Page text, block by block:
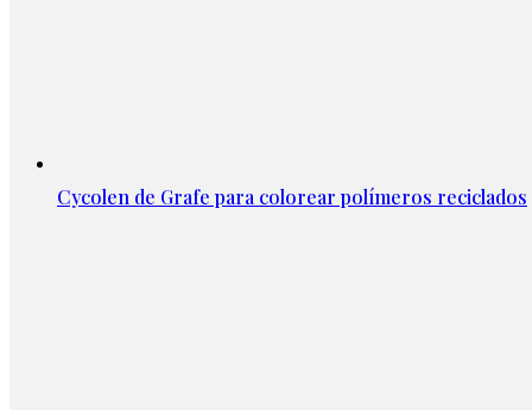
Cycolen de Grafe para colorear polímeros reciclados